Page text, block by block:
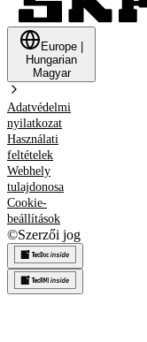
Europe
Hungarian
Magyar
Adatvédelmi
nyilatkozat
Használati
feltételek
Webhely
tulajdonosa
Cookie-
beállítások
©Szerzői jog